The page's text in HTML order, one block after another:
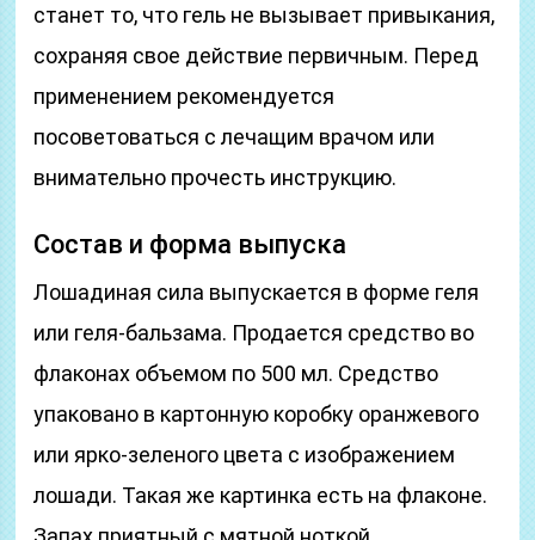
станет то, что гель не вызывает привыкания,
сохраняя свое действие первичным. Перед
применением рекомендуется
посоветоваться с лечащим врачом или
внимательно прочесть инструкцию.
Состав и форма выпуска
Лошадиная сила выпускается в форме геля
или геля-бальзама. Продается средство во
флаконах объемом по 500 мл. Средство
упаковано в картонную коробку оранжевого
или ярко-зеленого цвета с изображением
лошади. Такая же картинка есть на флаконе.